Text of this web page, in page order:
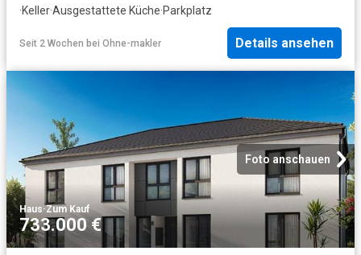
·Keller·Ausgestattete Küche·Parkplatz
Seit 2 Wochen bei Ohne-makler Details ansehen
Foto anschauen
Haus·Zum Kauf
733.000 €